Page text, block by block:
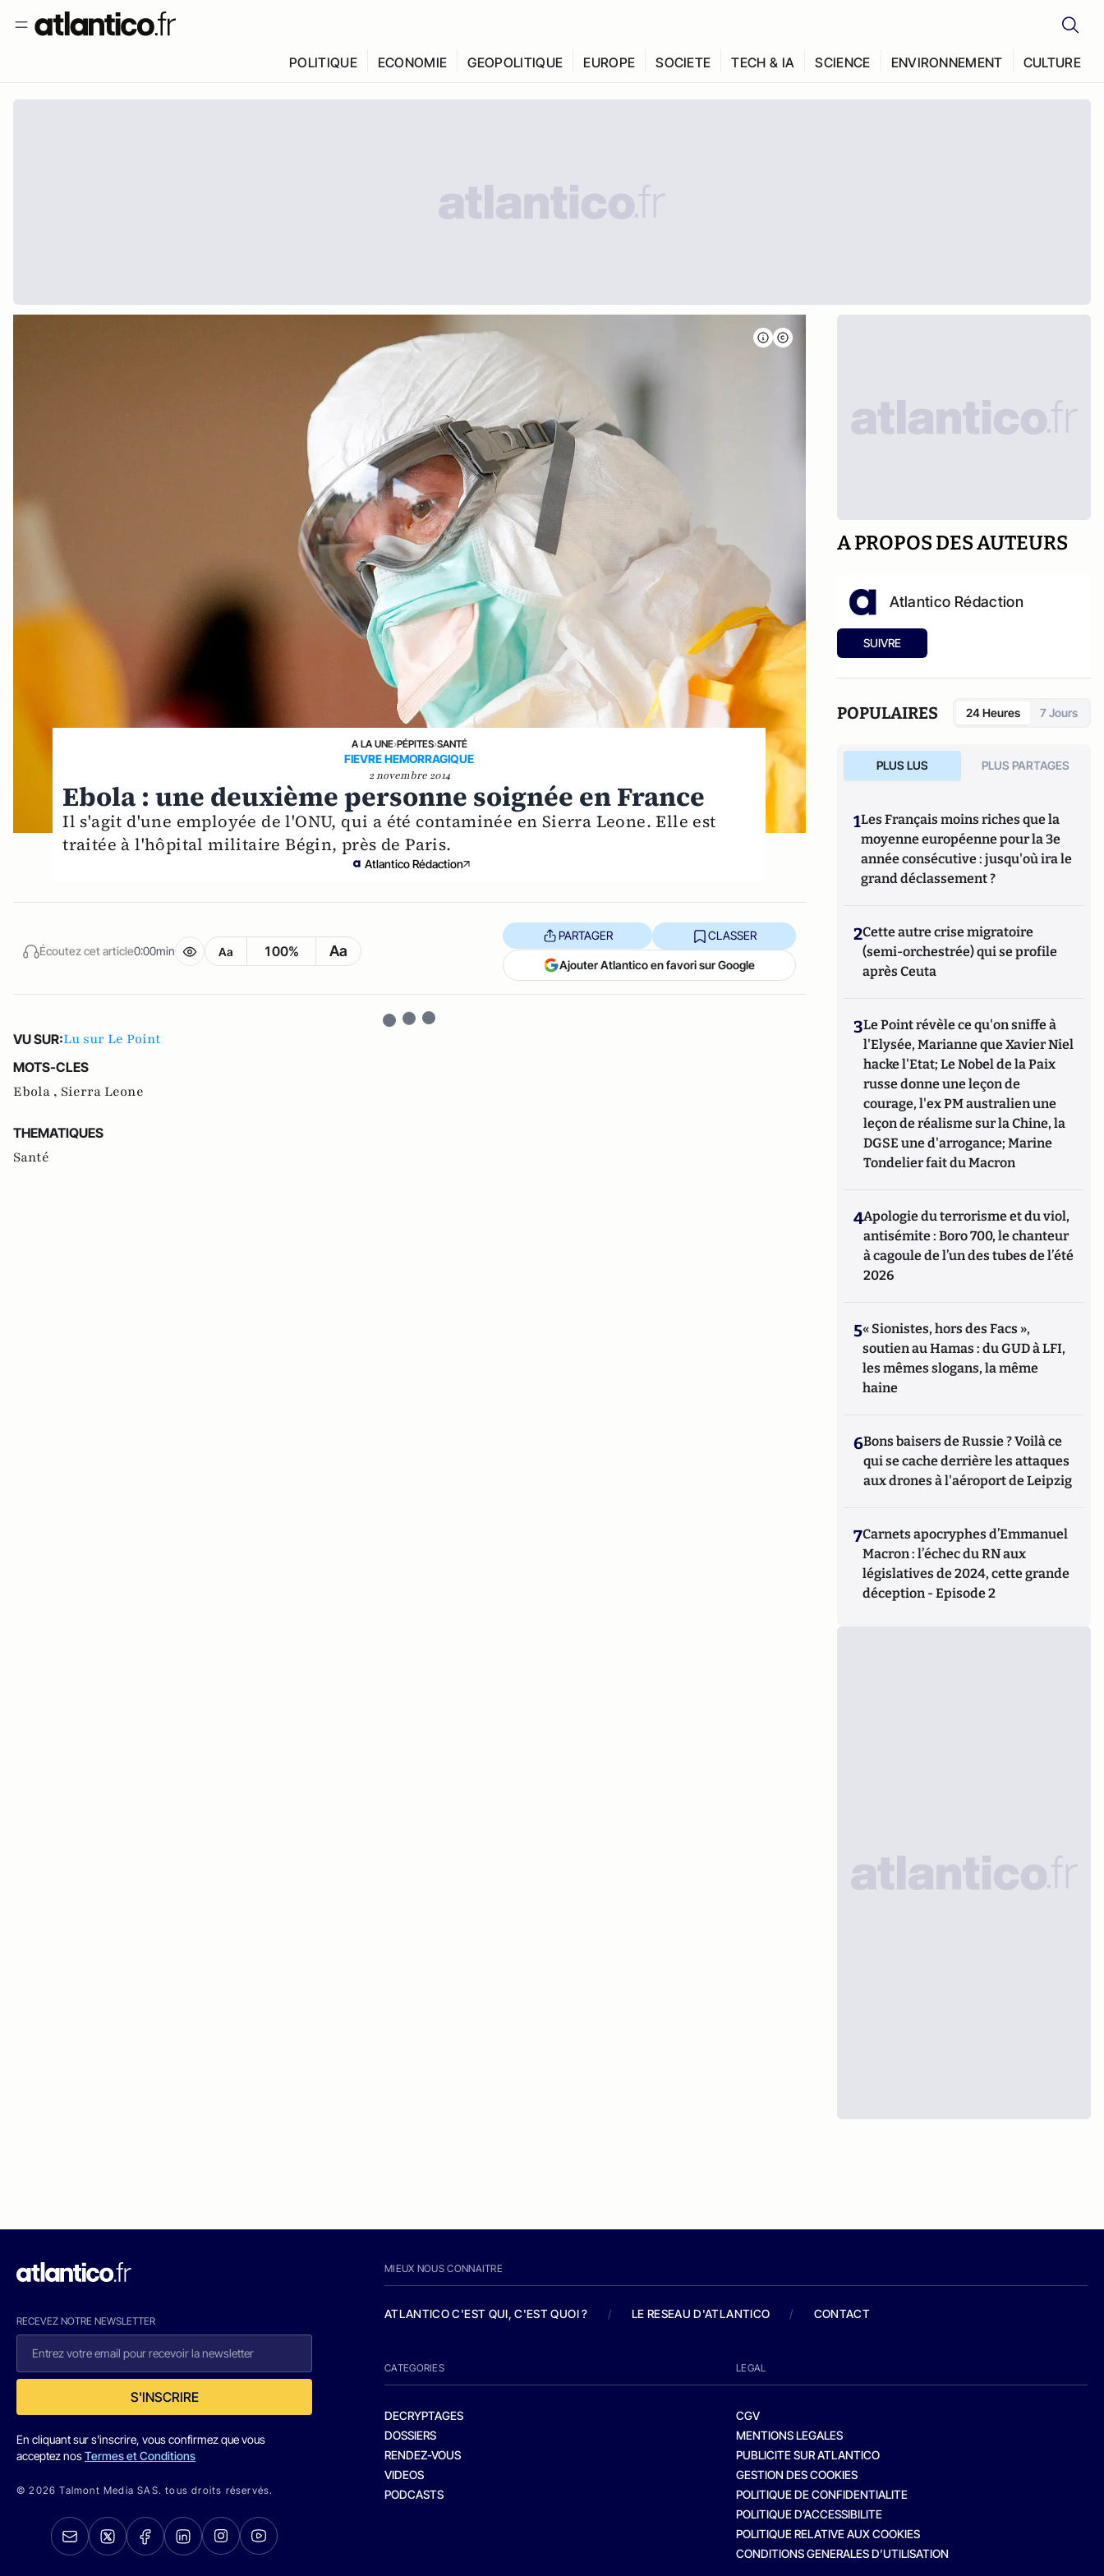
POLITIQUE ECONOMIE GEOPOLITIQUE EUROPE SOCIETE TECH & IA SCIENCE ENVIRONNEMENT CULTURE
A LA UNE›PÉPITES›SANTÉ
FIEVRE HEMORRAGIQUE
2 novembre 2014
Ebola : une deuxième personne soignée en France
Il s'agit d'une employée de l'ONU, qui a été contaminée en Sierra Leone. Elle est
traitée à l'hôpital militaire Bégin, près de Paris.
Atlantico Rédaction
Écoutez cet article0:00min Aa 100% Aa
PARTAGER CLASSER
Ajouter Atlantico en favori sur Google
VU SUR:Lu sur Le Point
MOTS-CLES
Ebola , Sierra Leone
THEMATIQUES
Santé
A PROPOS DES AUTEURS
Atlantico Rédaction
SUIVRE
POPULAIRES 24 Heures 7 Jours
PLUS LUS PLUS PARTAGES
1Les Français moins riches que la
moyenne européenne pour la 3e
année consécutive : jusqu'où ira le
grand déclassement ?
2Cette autre crise migratoire
(semi-orchestrée) qui se profile
après Ceuta
3Le Point révèle ce qu'on sniffe à
l'Elysée, Marianne que Xavier Niel
hacke l'Etat; Le Nobel de la Paix
russe donne une leçon de
courage, l'ex PM australien une
leçon de réalisme sur la Chine, la
DGSE une d'arrogance; Marine
Tondelier fait du Macron
4Apologie du terrorisme et du viol,
antisémite : Boro 700, le chanteur
à cagoule de l’un des tubes de l’été
2026
5« Sionistes, hors des Facs »,
soutien au Hamas : du GUD à LFI,
les mêmes slogans, la même
haine
6Bons baisers de Russie ? Voilà ce
qui se cache derrière les attaques
aux drones à l'aéroport de Leipzig
7Carnets apocryphes d’Emmanuel
Macron : l’échec du RN aux
législatives de 2024, cette grande
déception - Episode 2
RECEVEZ NOTRE NEWSLETTER
S'INSCRIRE
En cliquant sur s'inscrire, vous confirmez que vous
acceptez nosTermes et Conditions
© 2026 Talmont Media SAS. tous droits réservés.
MIEUX NOUS CONNAITRE
ATLANTICO C'EST QUI, C'EST QUOI ? / LE RESEAU D'ATLANTICO / CONTACT
CATEGORIES
DECRYPTAGES
DOSSIERS
RENDEZ-VOUS
VIDEOS
PODCASTS
LEGAL
CGV
MENTIONS LEGALES
PUBLICITE SUR ATLANTICO
GESTION DES COOKIES
POLITIQUE DE CONFIDENTIALITE
POLITIQUE D’ACCESSIBILITE
POLITIQUE RELATIVE AUX COOKIES
CONDITIONS GENERALES D’UTILISATION